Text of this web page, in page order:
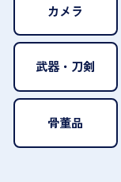
カメラ
武器・刀剣
骨董品